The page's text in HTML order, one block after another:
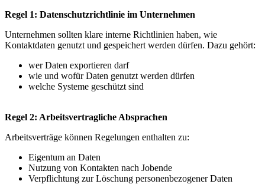
Regel 1: Datenschutzrichtlinie im Unternehmen
Unternehmen sollten klare interne Richtlinien haben, wie
Kontaktdaten genutzt und gespeichert werden dürfen. Dazu gehört:
wer Daten exportieren darf
wie und wofür Daten genutzt werden dürfen
welche Systeme geschützt sind
Regel 2: Arbeitsvertragliche Absprachen
Arbeitsverträge können Regelungen enthalten zu:
Eigentum an Daten
Nutzung von Kontakten nach Jobende
Verpflichtung zur Löschung personenbezogener Daten